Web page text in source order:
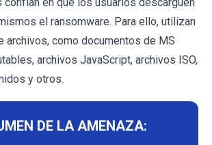
el ransomware. Para ello, utilizan
archivos, como documentos de MS
archivos JavaScript, archivos ISO,
y otros.
DE LA AMENAZA: